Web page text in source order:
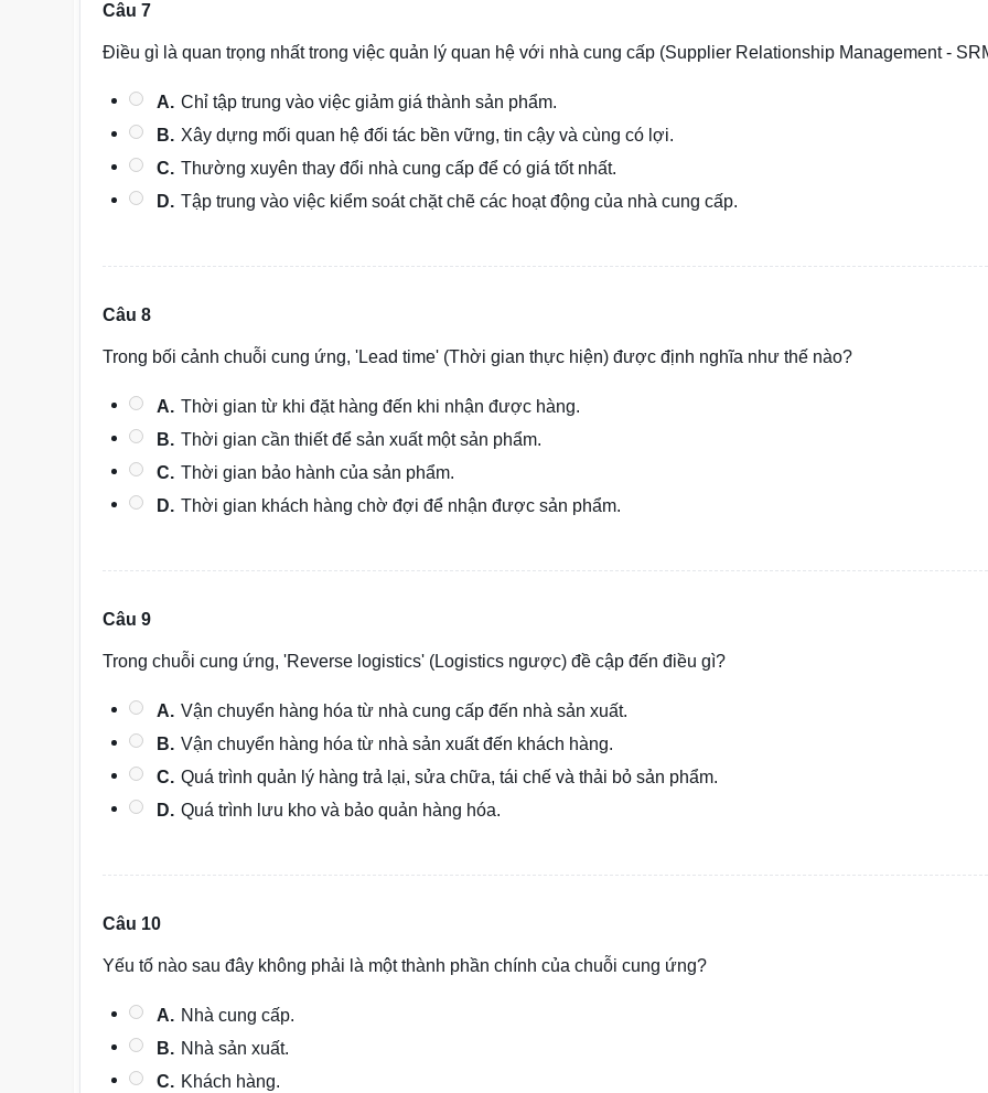
Câu 7
Điều gì là quan trọng nhất trong việc quản lý quan hệ với nhà cung cấp (Supplier Relationship Management -
A. Chỉ tập trung vào việc giảm giá thành sản phẩm.
B. Xây dựng mối quan hệ đối tác bền vững, tin cậy và cùng có lợi.
C. Thường xuyên thay đổi nhà cung cấp để có giá tốt nhất.
D. Tập trung vào việc kiểm soát chặt chẽ các hoạt động của nhà cung cấp.
Câu 8
Trong bối cảnh chuỗi cung ứng, 'Lead time' (Thời gian thực hiện) được định nghĩa như thế nào?
A. Thời gian từ khi đặt hàng đến khi nhận được hàng.
B. Thời gian cần thiết để sản xuất một sản phẩm.
C. Thời gian bảo hành của sản phẩm.
D. Thời gian khách hàng chờ đợi để nhận được sản phẩm.
Câu 9
Trong chuỗi cung ứng, 'Reverse logistics' (Logistics ngược) đề cập đến điều gì?
A. Vận chuyển hàng hóa từ nhà cung cấp đến nhà sản xuất.
B. Vận chuyển hàng hóa từ nhà sản xuất đến khách hàng.
C. Quá trình quản lý hàng trả lại, sửa chữa, tái chế và thải bỏ sản phẩm.
D. Quá trình lưu kho và bảo quản hàng hóa.
Câu 10
Yếu tố nào sau đây không phải là một thành phần chính của chuỗi cung ứng?
A. Nhà cung cấp.
B. Nhà sản xuất.
C. Khách hàng.